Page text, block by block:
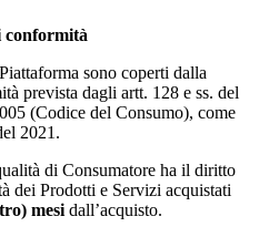
conformità
sono coperti dalla
prevista dagli artt. 128 e ss. del
(Codice del Consumo), come
2021.
di Consumatore ha il diritto
dei Prodotti e Servizi acquistati
mesi dall’acquisto.